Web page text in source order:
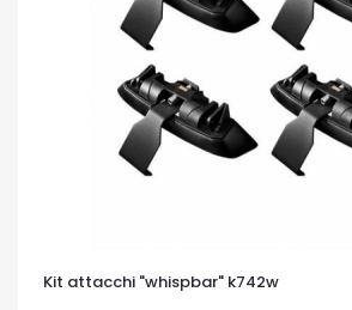
Kit attacchi "whispbar" k742w